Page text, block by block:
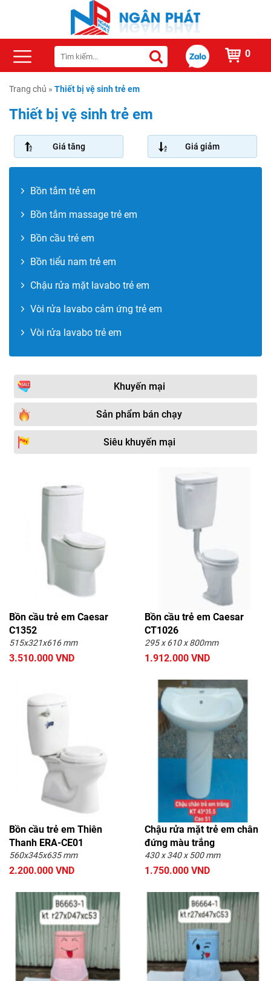
0
Trang chủ » Thiết bị vệ sinh trẻ em
Thiết bị vệ sinh trẻ em
Giá tăng Giá giảm
Bồn tắm trẻ em
Bồn tắm massage trẻ em
Bồn cầu trẻ em
Bồn tiểu nam trẻ em
Chậu rửa mặt lavabo trẻ em
Vòi rửa lavabo cảm ứng trẻ em
Vòi rửa lavabo trẻ em
Khuyến mại
Sản phẩm bán chạy
Siêu khuyến mại
Bồn cầu trẻ em Caesar
C1352
515x321x616 mm
3.510.000 VND
Bồn cầu trẻ em Caesar
CT1026
295 x 610 x 800mm
1.912.000 VND
Bồn cầu trẻ em Thiên
Thanh ERA-CE01
560x345x635 mm
2.200.000 VND
Chậu rửa mặt trẻ em chân
đứng màu trắng
430 x 340 x 500 mm
1.750.000 VND